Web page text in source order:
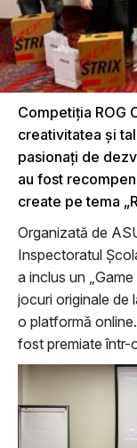
Competiția ROG
creativitatea și
pasionați de
au fost
create pe tema
Organizată de
Inspectoratul
a inclus un
jocuri originale de
o platformă
fost premiate într-